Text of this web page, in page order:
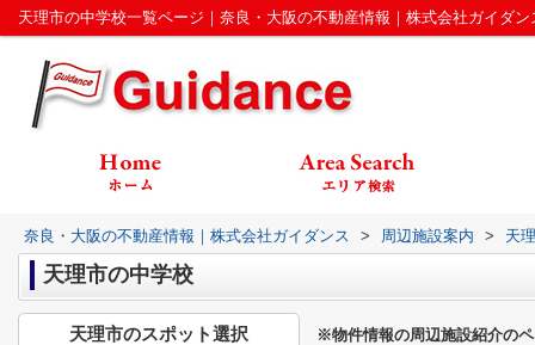
天理市の中学校一覧ページ｜奈良・大阪の不動産情報｜株式会社ガイダン
奈良・大阪の不動産情報｜株式会社ガイダンス > 周辺施設案内 > 天
天理市の中学校
※物件情報の周辺施設紹介の
天理市のスポット選択